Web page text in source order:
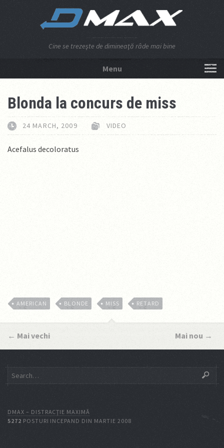
Cine se trezeşte de dimineaţă râde mai bine
Menu
Blonda la concurs de miss
24 MARCH, 2009 VIDEO
Acefalus decoloratus
AMERICAN BLONDE MISS RETARD
← Mai vechi Mai nou →
DMAX – DISTRACŢIE MAXIMĂ
5272 POSTURI INCEPAND DIN MARTIE 2008